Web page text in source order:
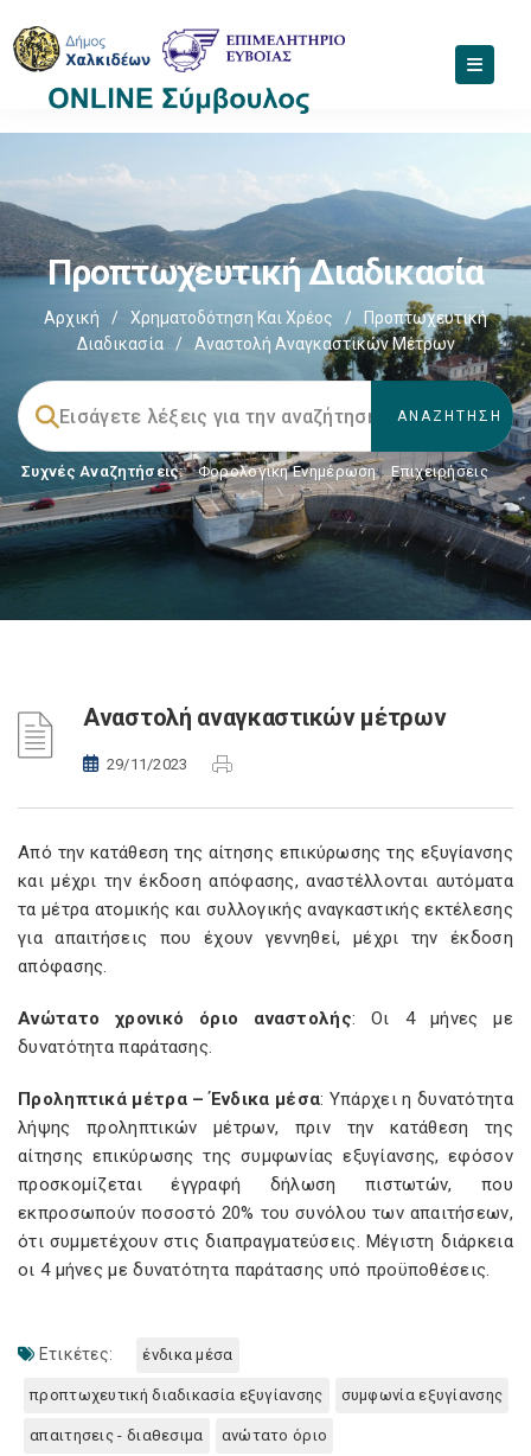
Προπτωχευτική Διαδικασία
Αρχική / Χρηματοδότηση Και Χρέος /
Προπτωχευτική
Διαδικασία
/ Αναστολή Αναγκαστικών Μέτρων
Συχνές Αναζητήσεις: Φορολογικη Ενημέρωση, Επιχειρήσεις
Αναστολή αναγκαστικών μέτρων
29/11/2023
Από την κατάθεση της αίτησης επικύρωσης της εξυγίανσης
και μέχρι την έκδοση απόφασης, αναστέλλονται αυτόματα
τα μέτρα ατομικής και συλλογικής αναγκαστικής εκτέλεσης
για απαιτήσεις που έχουν γεννηθεί, μέχρι την έκδοση
απόφασης.
Ανώτατο χρονικό όριο αναστολής: Οι 4 μήνες με
δυνατότητα παράτασης.
Προληπτικά μέτρα – Ένδικα μέσα: Υπάρχει η δυνατότητα
λήψης προληπτικών μέτρων, πριν την κατάθεση της
αίτησης επικύρωσης της συμφωνίας εξυγίανσης, εφόσον
προσκομίζεται έγγραφή δήλωση πιστωτών, που
εκπροσωπούν ποσοστό 20% του συνόλου των απαιτήσεων,
ότι συμμετέχουν στις διαπραγματεύσεις. Μέγιστη διάρκεια
οι 4 μήνες με δυνατότητα παράτασης υπό προϋποθέσεις.
Ετικέτες: ένδικα μέσα
προπτωχευτική διαδικασία εξυγίανσης συμφωνία εξυγίανσης
απαιτησεις - διαθεσιμα ανώτατο όριο